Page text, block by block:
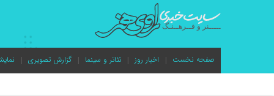
صفحه نخست اخبار روز تئاتر و سینما گزارش تصویری